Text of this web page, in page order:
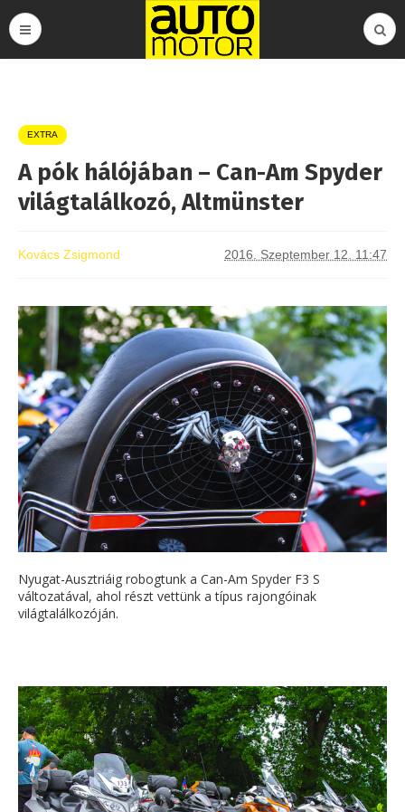
EXTRA
A pók hálójában – Can-Am Spyder
világtalálkozó, Altmünster
Kovács Zsigmond 2016. Szeptember 12. 11:47
Nyugat-Ausztriáig robogtunk a Can-Am Spyder F3 S
változatával, ahol részt vettünk a típus rajongóinak
világtalálkozóján.